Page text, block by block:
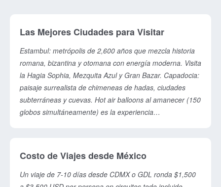
Las Mejores Ciudades para Visitar
Estambul: metrópolis de 2,600 años que mezcla historia
romana, bizantina y otomana con energía moderna. Visita
la Hagia Sophia, Mezquita Azul y Gran Bazar. Capadocia:
paisaje surrealista de chimeneas de hadas, ciudades
subterráneas y cuevas. Hot air balloons al amanecer (150
globos simultáneamente) es la experiencia
travertino) y Éfeso (ciudad romana completa).
Costo de Viajes desde México
Un viaje de 7-10 días desde CDMX o GDL ronda $1,500